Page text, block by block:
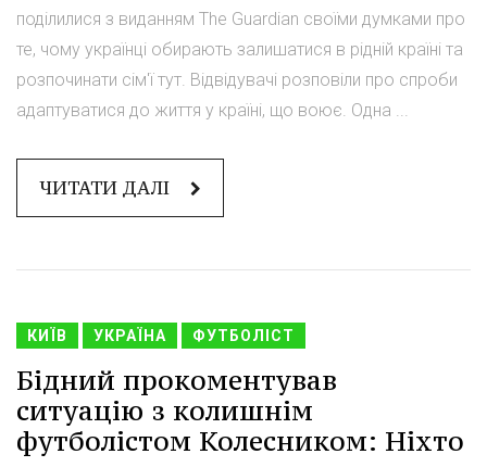
поділилися з виданням The Guardian своїми думками про
те, чому українці обирають залишатися в рідній країні та
розпочинати сім'ї тут. Відвідувачі розповіли про спроби
адаптуватися до життя у країні, що воює. Одна ...
ЧИТАТИ ДАЛІ
КИЇВ УКРАЇНА ФУТБОЛІСТ
Бідний прокоментував
ситуацію з колишнім
футболістом Колесником: Ніхто